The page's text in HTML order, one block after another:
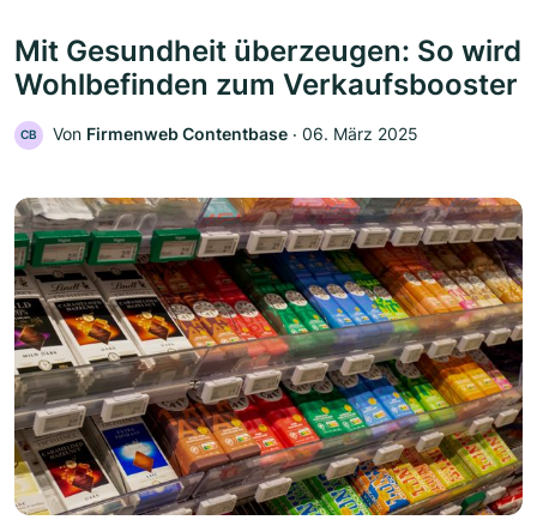
Mit Gesundheit überzeugen: So wird
Wohlbefinden zum Verkaufsbooster
CB Von Firmenweb Contentbase ‧ 06. März 2025